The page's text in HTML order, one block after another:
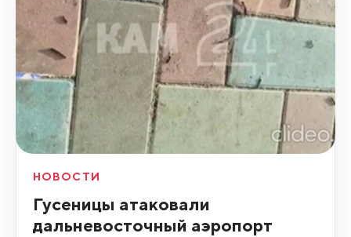
НОВОСТИ
Гусеницы атаковали
дальневосточный аэропорт